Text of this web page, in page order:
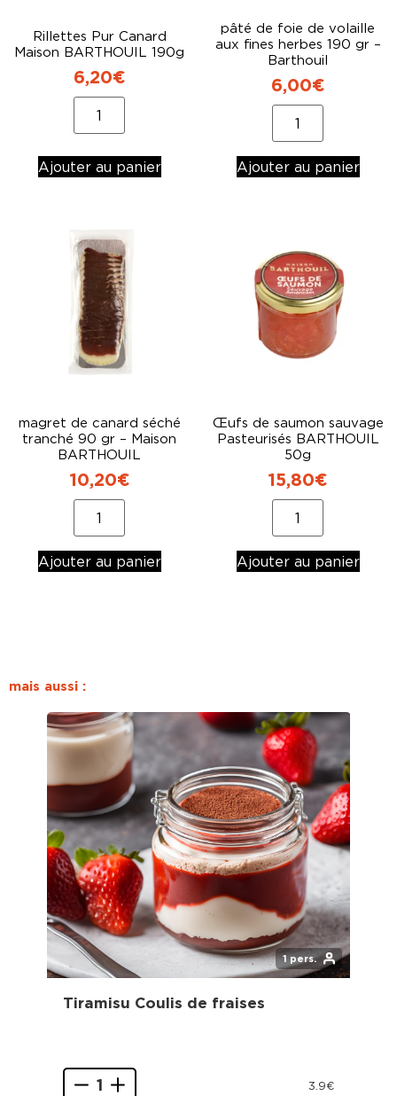
Rillettes Pur Canard
Maison BARTHOUIL 190g
6,20€
Ajouter au panier
pâté de foie de volaille
aux fines herbes 190 gr –
Barthouil
6,00€
Ajouter au panier
magret de canard séché
tranché 90 gr – Maison
BARTHOUIL
10,20€
Ajouter au panier
Œufs de saumon sauvage
Pasteurisés BARTHOUIL
50g
15,80€
Ajouter au panier
mais aussi :
1 pers.
Tiramisu Coulis de fraises
1 3.9€